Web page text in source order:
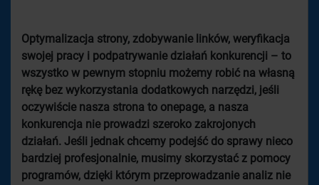
Optymalizacja strony, zdobywanie linków, weryfikacja
swojej pracy i podpatrywanie działań konkurencji – to
wszystko w pewnym stopniu możemy robić na własną
rękę bez wykorzystania dodatkowych narzędzi, jeśli
oczywiście nasza strona to onepage, a nasza
konkurencja nie prowadzi szeroko zakrojonych
działań. Jeśli jednak chcemy podejść do sprawy nieco
bardziej profesjonalnie, musimy skorzystać z pomocy
programów, dzięki którym przeprowadzanie analiz nie